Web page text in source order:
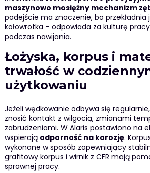
maszynowo mosiężny mechanizm
podejście ma znaczenie, bo
kołowrotka – odpowiada za kulturę
podczas nawijania.
Łożyska, korpus i
trwałość w
użytkowaniu
Jeżeli wędkowanie odbywa się
znosić kontakt z wilgocią, zmianami
zabrudzeniami. W Alaris postawiono na
wspierają odporność na korozję.
wykonane w sposób zapewniający
grafitowy korpus i wirnik z CFR mają
sprawnej pracy.